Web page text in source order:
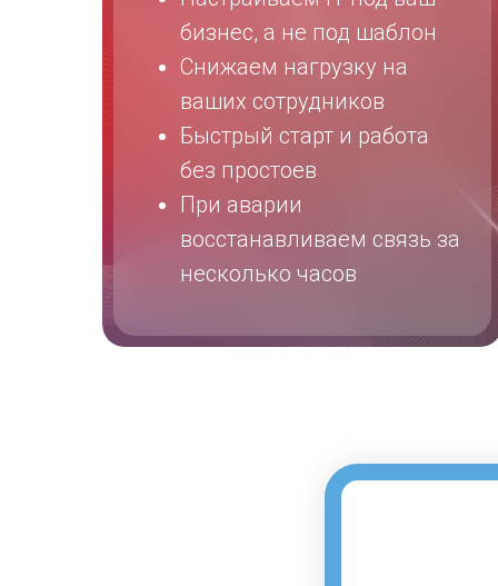
бизнес, а не под шаблон
Снижаем нагрузку на
ваших сотрудников
Быстрый старт и работа
без простоев
При аварии
восстанавливаем связь за
несколько часов